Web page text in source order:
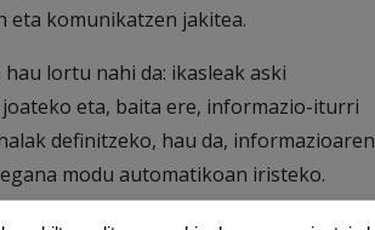
eta komunikatzen jakitea.
lortu nahi da: ikasleak aski
eta, baita ere, informazio-iturri
definitzeko, hau da, informazioaren
modu automatikoan iristeko.
infoxikazio garaian, informazio